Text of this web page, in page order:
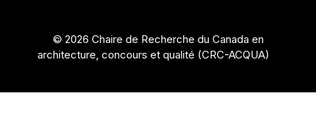
© 2026 Chaire de Recherche du Canada en
architecture, concours et qualité (CRC-ACQUA)